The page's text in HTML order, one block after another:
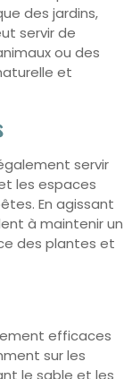
des jardins,
servir de
ou des
et
servir
les espaces
En agissant
à maintenir un
des plantes et
efficaces
sur les